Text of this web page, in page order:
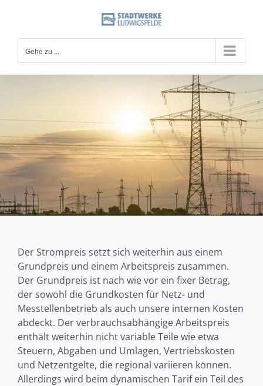
Gehe zu ...
Der Strompreis setzt sich weiterhin aus einem
Grundpreis und einem Arbeitspreis zusammen.
Der Grundpreis ist nach wie vor ein fixer Betrag,
der sowohl die Grundkosten für Netz- und
Messtellenbetrieb als auch unsere internen Kosten
abdeckt. Der verbrauchsabhängige Arbeitspreis
enthält weiterhin nicht variable Teile wie etwa
Steuern, Abgaben und Umlagen, Vertriebskosten
und Netzentgelte, die regional variieren können.
Allerdings wird beim dynamischen Tarif ein Teil des